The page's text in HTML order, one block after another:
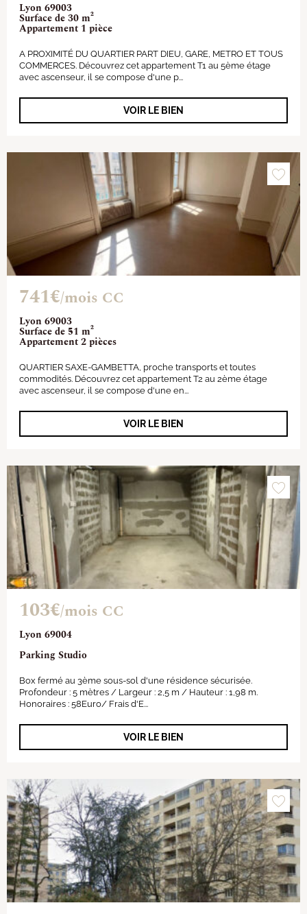
Lyon 69003
Surface de 30 m²
Appartement 1 pièce
A PROXIMITÉ DU QUARTIER PART DIEU, GARE, METRO ET TOUS
COMMERCES. Découvrez cet appartement T1 au 5ème étage
avec ascenseur, il se compose d'une p...
VOIR LE BIEN
Lyon 69003
Surface de 51 m²
Appartement 2 pièces
741€/mois CC
QUARTIER SAXE-GAMBETTA, proche transports et toutes
commodités. Découvrez cet appartement T2 au 2ème étage
avec ascenseur, il se compose d'une en...
VOIR LE BIEN
Lyon 69004
Parking Studio
103€/mois CC
Box fermé au 3ème sous-sol d'une résidence sécurisée.
Profondeur : 5 mètres / Largeur : 2,5 m / Hauteur : 1,98 m.
Honoraires : 58Euro/ Frais d'E...
VOIR LE BIEN